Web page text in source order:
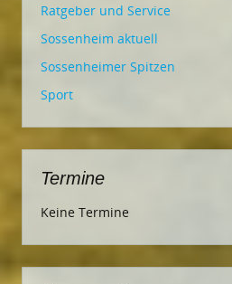
Ratgeber und Service
Sossenheim aktuell
Sossenheimer Spitzen
Sport
Termine
Keine Termine